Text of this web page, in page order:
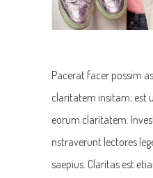
Pacerat facer possim
claritatem insitam; est
eorum claritatem.
nstraverunt lectores
saepius. Claritas est